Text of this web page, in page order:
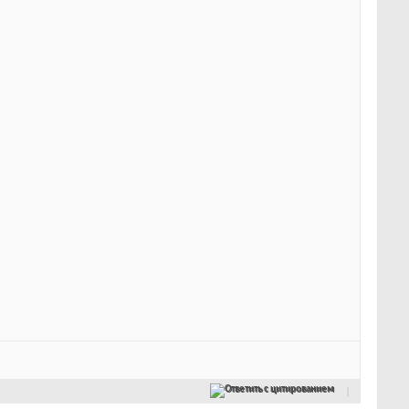
Ответить с цитированием